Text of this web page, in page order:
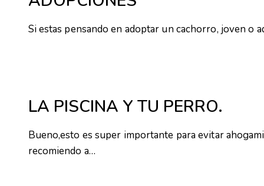
Si estas pensando en adoptar un cachorro, joven o
LA PISCINA Y TU PERRO.
Bueno,esto es super importante para evitar
recomiendo a…